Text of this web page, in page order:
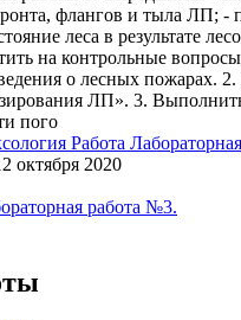
флангов и тыла ЛП; -
леса в результате
на контрольные
о лесных пожарах. 2.
ЛП». 3.
пого
Работа Лабораторная
октября 2020